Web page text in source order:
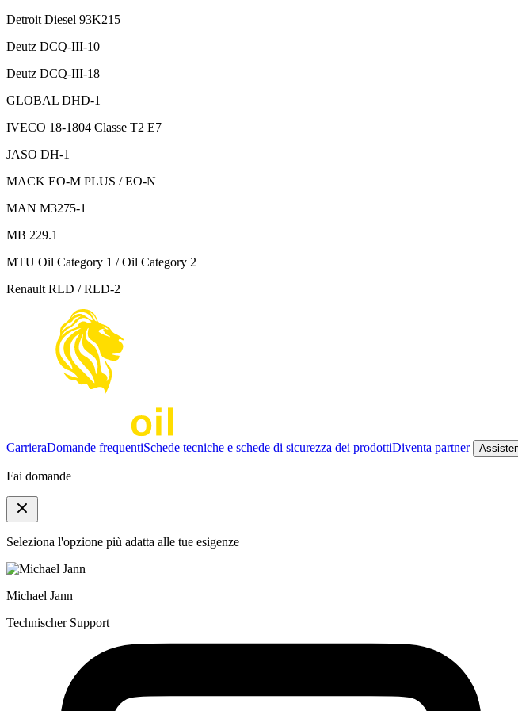
Detroit Diesel 93K215
Deutz DCQ-III-10
Deutz DCQ-III-18
GLOBAL DHD-1
IVECO 18-1804 Classe T2 E7
JASO DH-1
MACK EO-M PLUS / EO-N
MAN M3275-1
MB 229.1
MTU Oil Category 1 / Oil Category 2
Renault RLD / RLD-2
CarrieraDomande frequentiSchede tecniche e schede di sicurezza dei prodottiDiventa partner
Fai domande
Seleziona l'opzione più adatta alle tue esigenze
Michael Jann
Technischer Support